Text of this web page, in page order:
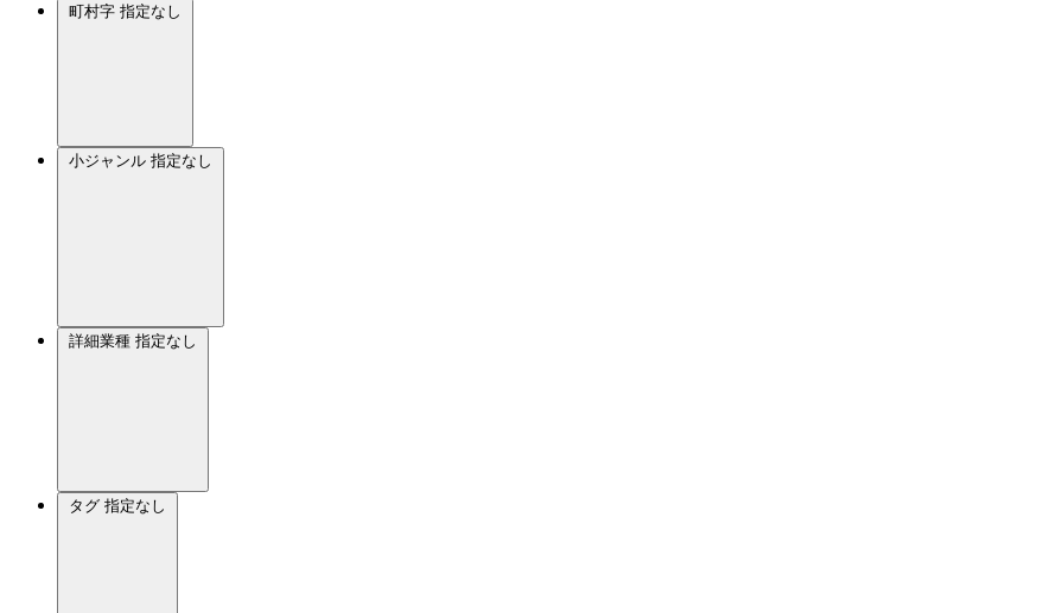
町村字 指定なし
小ジャンル 指定なし
詳細業種 指定なし
タグ 指定なし